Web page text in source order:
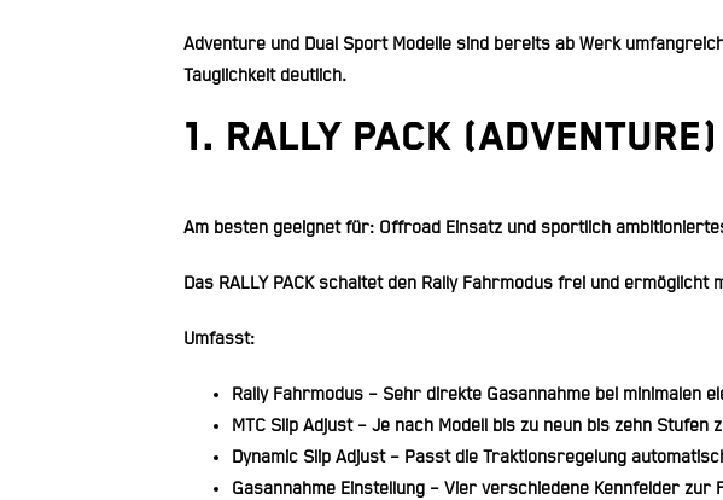
Adventure und Dual Sport Modelle sind bereits ab Werk
Tauglichkeit deutlich.
1. RALLY PACK (Adventure)
Am besten geeignet für: Offroad Einsatz und sportlich
Das RALLY PACK schaltet den Rally Fahrmodus frei und ermöglicht
Umfasst:
Rally Fahrmodus– Sehr direkte Gasannahme bei minimalen
MTC Slip Adjust– Je nach Modell bis zu neun bis zehn
Dynamic Slip Adjust– Passt die Traktionsregelung
Gasannahme Einstellung– Vier verschiedene Kennfelder zur